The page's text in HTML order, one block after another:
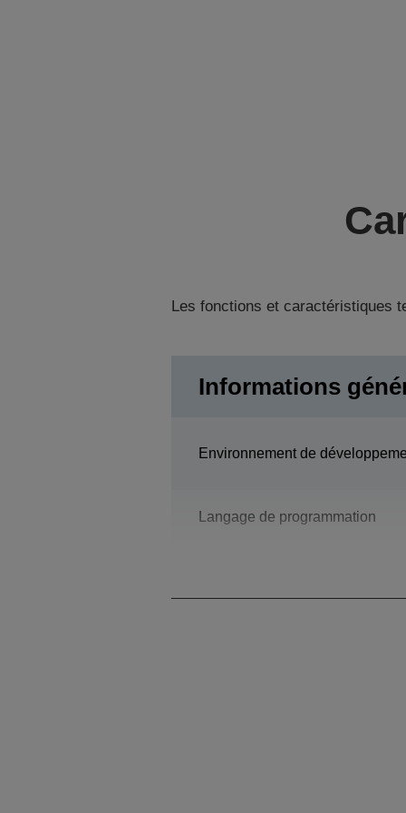
Les fonctions et caractéristiques
Informations
Environnement de
Langage de programmation